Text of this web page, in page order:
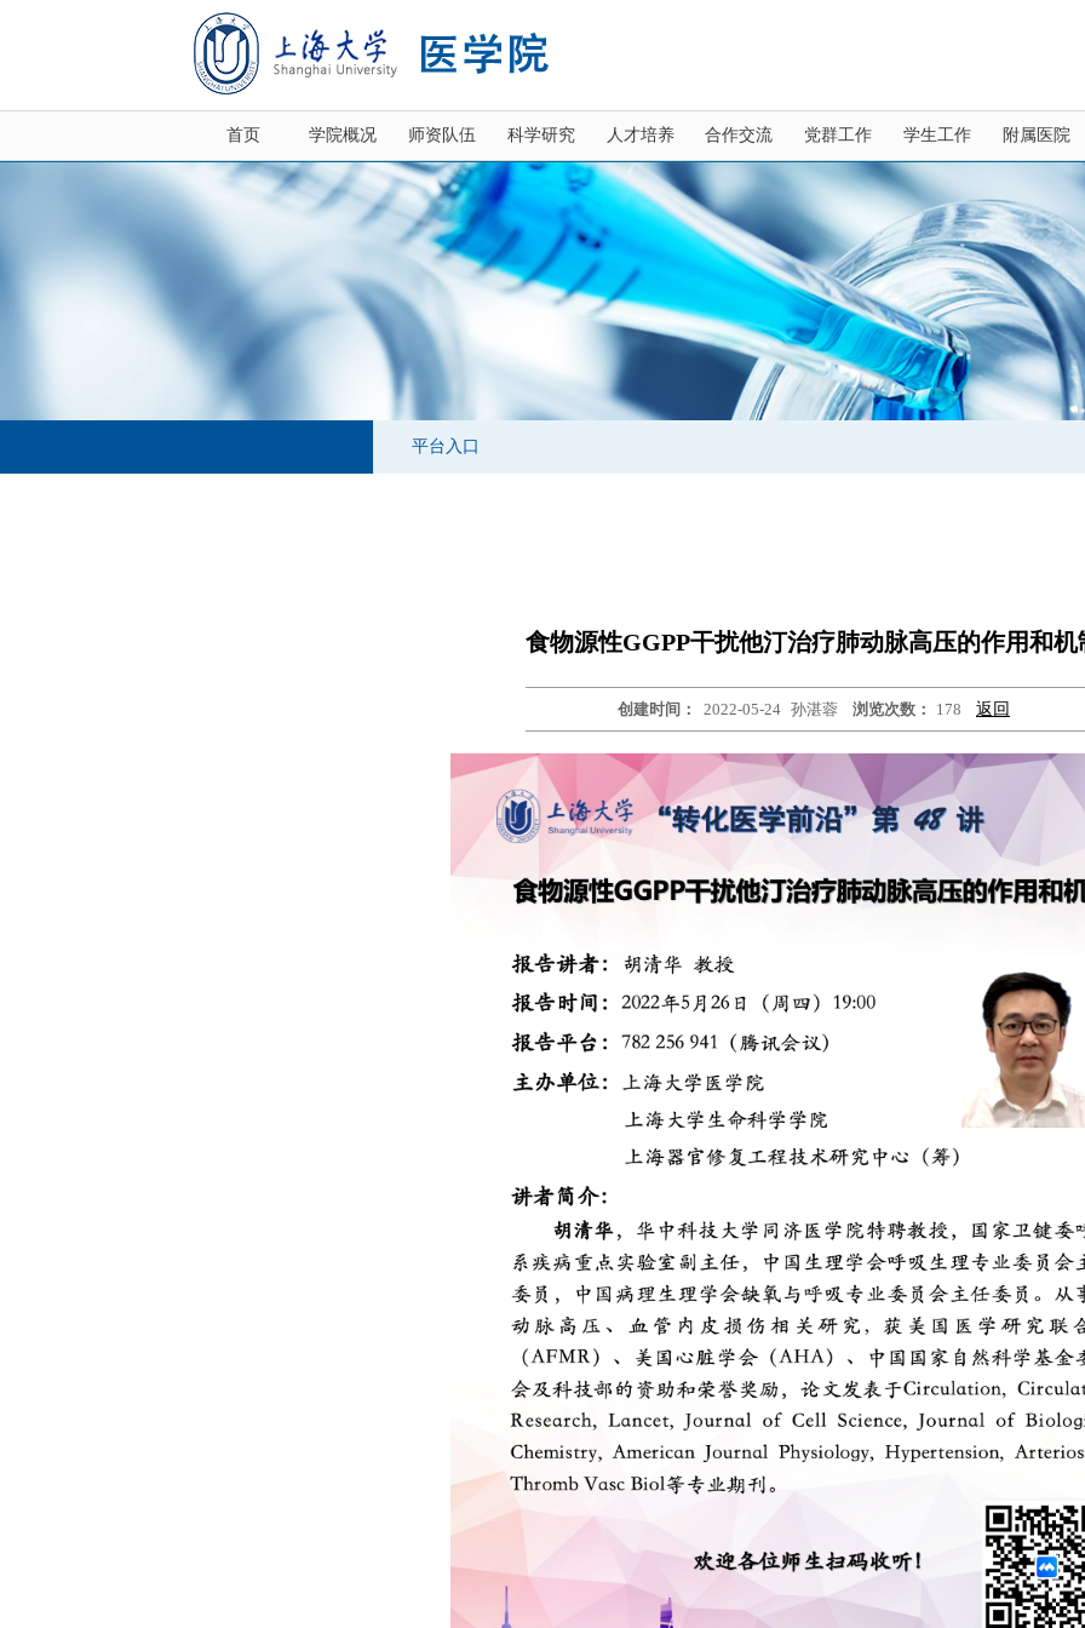
首页 学院概况 师资队伍 科学研究 人才培养 合作交流 党群工作 学生工作 附属医院
平台入口
食物源性GGPP干扰他汀治疗肺动脉高压的作用和机
创建时间： 2022-05-24 孙湛蓉 浏览次数： 178 返回